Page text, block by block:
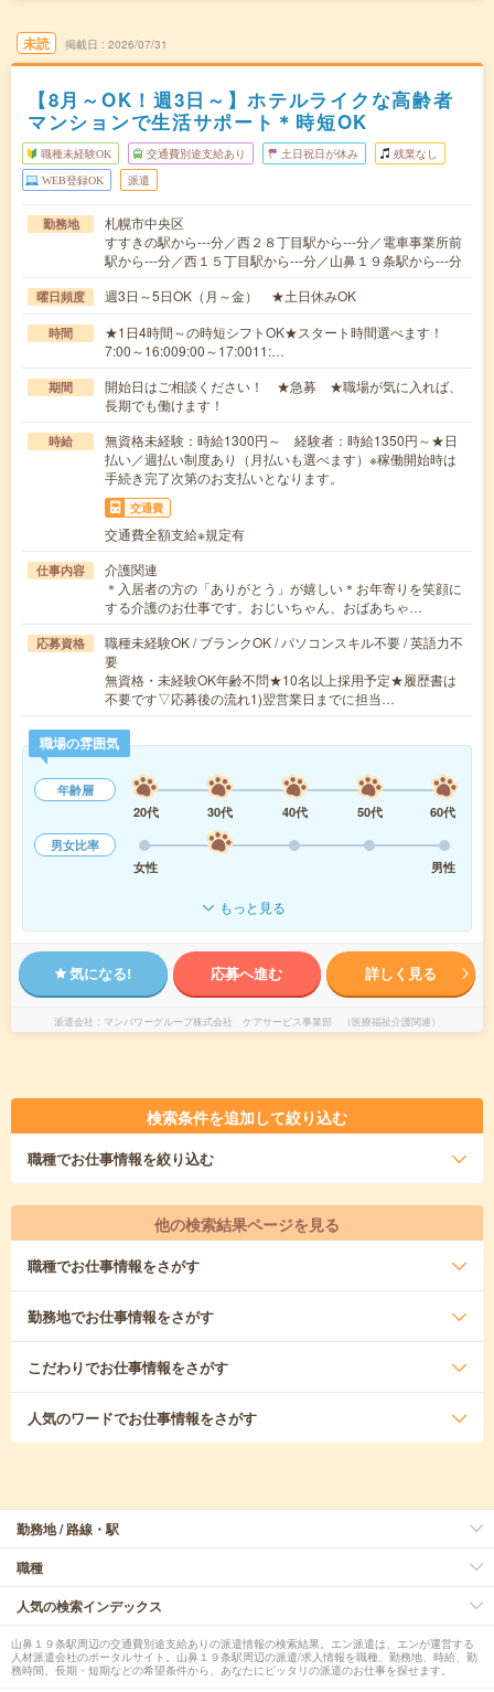
未読 掲載日 2026/07/31
【8月～OK！週3日～】ホテルライクな高齢者
マンションで生活サポート＊時短OK
職種未経験OK 交通費別途支給あり 土日祝日が休み 残業なし
WEB登録OK 派遣
勤務地
札幌市中央区
すすきの駅から---分／西２８丁目駅から---分／電車事業所前
駅から---分／西１５丁目駅から---分／山鼻１９条駅から---分
曜日頻度 週3日～5日OK（月～金） ★土日休みOK
時間
★1日4時間～の時短シフトOK★スタート時間選べます！
7:00～16:009:00～17:0011:…
期間
開始日はご相談ください！ ★急募 ★職場が気に入れば、
長期でも働けます！
時給
無資格未経験：時給1300円～ 経験者：時給1350円～★日
払い／週払い制度あり（月払いも選べます）※稼働開始時は
手続き完了次第のお支払いとなります。
交通費
交通費全額支給※規定有
仕事内容
介護関連
＊入居者の方の「ありがとう」が嬉しい＊お年寄りを笑顔に
する介護のお仕事です。おじいちゃん、おばあちゃ…
応募資格
職種未経験OK / ブランクOK / パソコンスキル不要 / 英語力不
要
無資格・未経験OK年齢不問★10名以上採用予定★履歴書は
不要です▽応募後の流れ1)翌営業日までに担当…
職場の雰囲気
年齢層
20代
30代 40代 50代
60代
男女比率
女性
男性
もっと見る
気になる! 応募へ進む 詳しく見る
派遣会社 マンパワーグループ株式会社 ケアサービス事業部 （医療福祉介護関連）
検索条件を追加して絞り込む
職種でお仕事情報を絞り込む
他の検索結果ページを見る
職種でお仕事情報をさがす
勤務地でお仕事情報をさがす
こだわりでお仕事情報をさがす
人気のワードでお仕事情報をさがす
勤務地 / 路線・駅
職種
人気の検索インデックス
山鼻１９条駅周辺の交通費別途支給ありの派遣情報の検索結果。エン派遣は、エンが運営する
人材派遣会社のポータルサイト。山鼻１９条駅周辺の派遣/求人情報を職種、勤務地、時給、勤
務時間、長期・短期などの希望条件から、あなたにピッタリの派遣のお仕事を探せます。